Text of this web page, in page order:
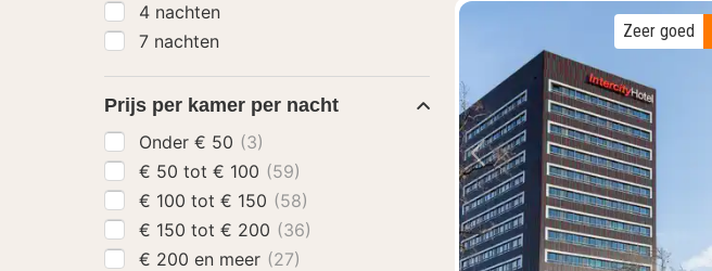
Vorige foto
Zeer goed
4 nachten
7 nachten
Prijs per kamer per nacht
Onder € 50 (3)
€ 50 tot € 100 (59)
€ 100 tot € 150 (58)
€ 150 tot € 200 (36)
€ 200 en meer (27)